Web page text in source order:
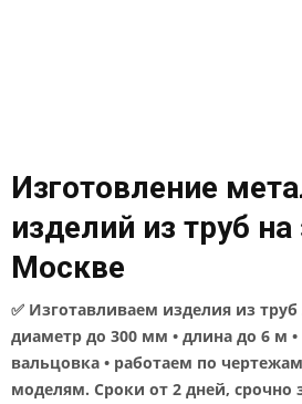
Изготовление
изделий из труб на
Москве
✅ Изготавливаем изделия из
диаметр до 300 мм • длина до 6 м •
вальцовка • работаем по
моделям. Сроки от 2 дней, срочно